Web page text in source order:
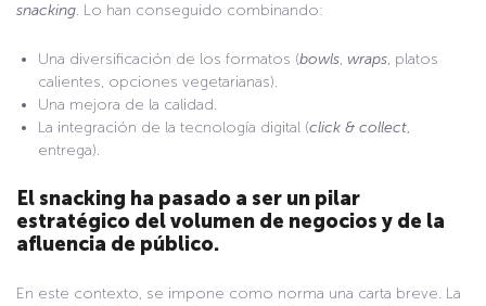
snacking. Lo han conseguido combinando:
Una diversificación de los formatos (bowls, wraps, platos
calientes, opciones vegetarianas).
Una mejora de la calidad.
La integración de la tecnología digital (click & collect,
entrega).
Elsnacking ha pasado a ser un pilar
estratégico del volumen de negocios y de la
afluencia de público.
En este contexto, se impone como norma una carta breve. La